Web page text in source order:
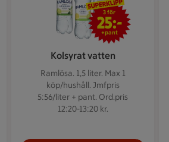
Kolsyrat vatten
Ramlösa. 1,5 liter. Max 1
köp/hushåll. Jmfpris
5:56/liter + pant. Ord.pris
12:20-13:20 kr.
3 för 25 kr
3 för
25:-
+pant